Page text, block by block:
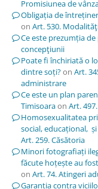
Promisiunea de
Obligația de
on Art. 530.
Ce este prezumția
concepţiunii
Poate fi închiriată o
dintre soți?on Art.
administrare
Ce este un plan
Timisoaraon Art.
Homosexualitatea
social, educațional, și
Art. 259. Căsătoria
Minori fotografiați
făcute hoțește au
on Art. 74. Atingeri
Garanția contra